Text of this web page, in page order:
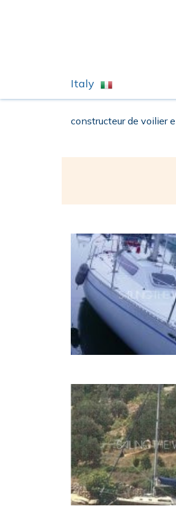
Italy
constructeur de voilier